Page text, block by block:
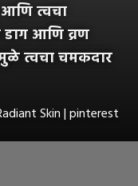
आणि त्वचा
आणि व्रण
त्वचा चमकदार
Skin | pinterest